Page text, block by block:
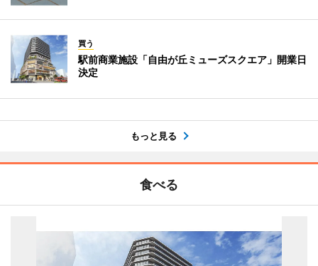
買う
駅前商業施設「自由が丘ミューズスクエア」開業日
決定
もっと見る
食べる